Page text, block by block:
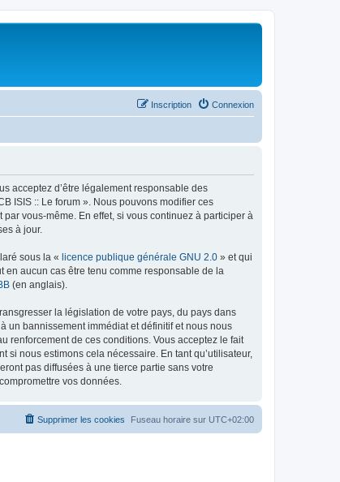
Connexion
Inscription
acceptez d’être légalement responsable des
ISIS :: Le forum ». Nous pouvons modifier ces
vous-même. En effet, si vous continuez à participer à
à jour.
sous la « licence publique générale GNU 2.0 » et qui
aucun cas être tenu comme responsable de la
(en anglais).
la législation de votre pays, du pays dans
un bannissement immédiat et définitif et nous nous
renforcement de ces conditions. Vous acceptez le fait
si nous estimons cela nécessaire. En tant qu’utilisateur,
pas diffusées à une tierce partie sans votre
vos données.
Fuseau horaire sur UTC+02:00
Supprimer les cookies